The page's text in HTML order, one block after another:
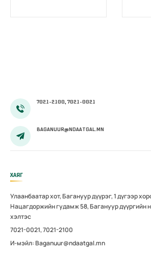
7021-2100, 7021-0021
BAGANUUR@NDAATGAL.MN
ХАЯГ
Улаанбаатар хот, Багануур дүүрэг, 1 дүгээр
Нацагдоржийн гудамж 58, Багануур дүүргийн
хэлтэс
7021-0021, 7021-2100
И-мэйл: Baganuur@ndaatgal.mn